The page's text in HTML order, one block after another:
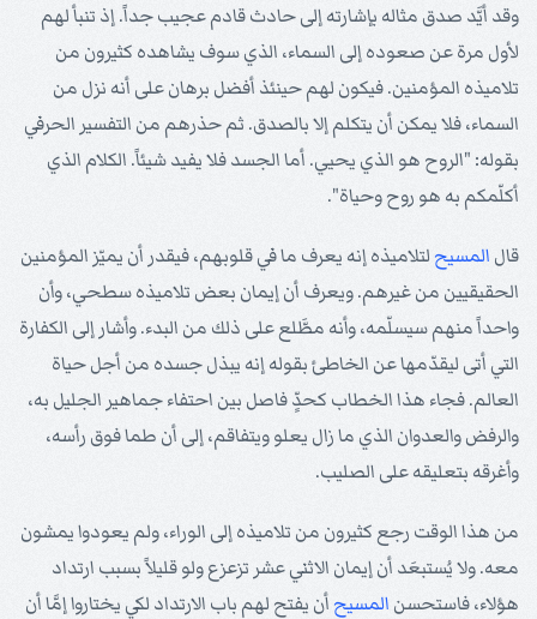
وقد أيَّد صدق مثاله بإشارته إلى حادث قادم عجيب جداً. إذ تنبأ لهم
لأول مرة عن صعوده إلى السماء، الذي سوف يشاهده كثيرون من
تلاميذه المؤمنين. فيكون لهم حينئذ أفضل برهان على أنه نزل من
السماء، فلا يمكن أن يتكلم إلا بالصدق. ثم حذرهم من التفسير الحرفي
بقوله: "الروح هو الذي يحيي. أما الجسد فلا يفيد شيئاً. الكلام الذي
أكلّمكم به هو روح وحياة".
قال المسيح لتلاميذه إنه يعرف ما في قلوبهم، فيقدر أن يميّز المؤمنين
الحقيقيين من غيرهم. ويعرف أن إيمان بعض تلاميذه سطحي، وأن
واحداً منهم سيسلّمه، وأنه مطَّلع على ذلك من البدء. وأشار إلى الكفارة
التي أتى ليقدّمها عن الخاطئ بقوله إنه يبذل جسده من أجل حياة
العالم. فجاء هذا الخطاب كحدٍّ فاصل بين احتفاء جماهير الجليل به،
والرفض والعدوان الذي ما زال يعلو ويتفاقم، إلى أن طما فوق رأسه،
وأغرقه بتعليقه على الصليب.
من هذا الوقت رجع كثيرون من تلاميذه إلى الوراء، ولم يعودوا يمشون
معه. ولا يُستبعَد أن إيمان الاثني عشر تزعزع ولو قليلاً بسبب ارتداد
هؤلاء، فاستحسن المسيح أن يفتح لهم باب الارتداد لكي يختاروا إمَّا أن